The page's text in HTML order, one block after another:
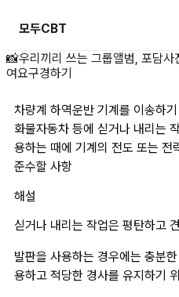
모두CBT
차량계 하역운반
📸우리끼리 쓰는 그룹앨범, 포담사
여요구경하기
차량계 하역운반 기계를 이송하
화물자동차 등에 싣거나 내리는
용하는 때에 기계의 전도 또는 전
준수할 사항
해설
싣거나 내리는 작업은 평탄하고
발판을 사용하는 경우에는 충분
용하고 적당한 경사를 유지하기